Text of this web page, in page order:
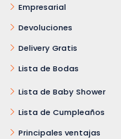
Empresarial
Devoluciones
Delivery Gratis
Lista de Bodas
Lista de Baby Shower
Lista de Cumpleaños
Principales ventajas